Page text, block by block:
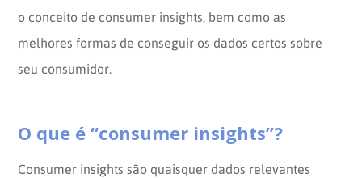
o conceito de consumer insights, bem como as
melhores formas de conseguir os dados certos sobre
seu consumidor.
O que é “consumer insights”?
Consumer insights são quaisquer dados relevantes